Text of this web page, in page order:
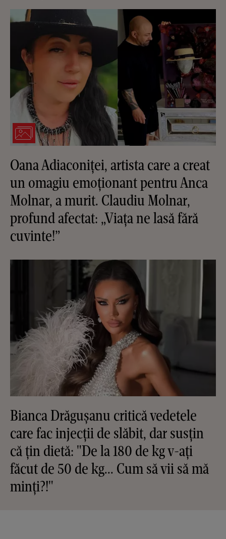
Oana Adiaconiței, artista care a creat
un omagiu emoționant pentru Anca
Molnar, a murit. Claudiu Molnar,
profund afectat: „Viața ne lasă fără
cuvinte!”
Bianca Drăgușanu critică vedetele
care fac injecții de slăbit, dar susțin
că țin dietă: "De la 180 de kg v-ați
făcut de 50 de kg... Cum să vii să mă
minți?!"